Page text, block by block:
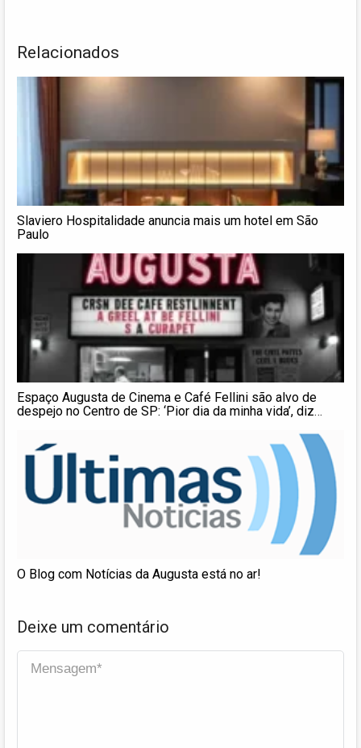
Relacionados
Slaviero Hospitalidade anuncia mais um hotel em São
Paulo
Espaço Augusta de Cinema e Café Fellini são alvo de
despejo no Centro de SP: ‘Pior dia da minha vida’, diz
O Blog com Notícias da Augusta está no ar!
Deixe um comentário